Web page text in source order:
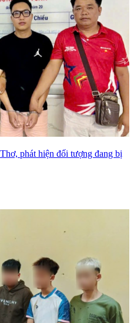
phát hiện đối tượng đang bị